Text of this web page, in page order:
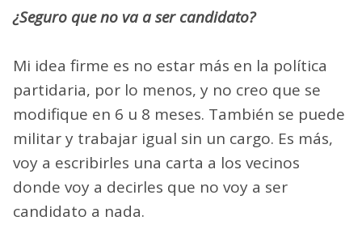
¿Seguro que no va a ser candidato?
Mi idea firme es no estar más en la política
partidaria, por lo menos, y no creo que se
modifique en 6 u 8 meses. También se puede
militar y trabajar igual sin un cargo. Es más,
voy a escribirles una carta a los vecinos
donde voy a decirles que no voy a ser
candidato a nada.